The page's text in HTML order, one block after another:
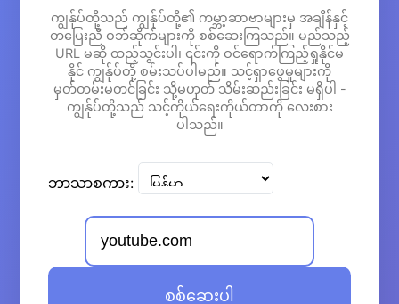
ကျွန်ုပ်တို့သည် ကျွန်ုပ်တို့၏ ကမ္ဘာ့ဆာဗာများမှ အချိန်နှင့်
တပြေးညီ ဝဘ်ဆိုက်များကို စစ်ဆေးကြသည်။ မည်သည့်
URL မဆို ထည့်သွင်းပါ၊ ၎င်းကို ဝင်ရောက်ကြည့်ရှုနိုင်မ
နိုင် ကျွန်ုပ်တို့ စမ်းသပ်ပါမည်။ သင့်ရှာဖွေမှုများကို
မှတ်တမ်းမတင်ခြင်း သို့မဟုတ် သိမ်းဆည်းခြင်း မရှိပါ -
ကျွန်ုပ်တို့သည် သင့်ကိုယ်ရေးကိုယ်တာကို လေးစား
ပါသည်။
ဘာသာစကား:
စစ်ဆေးပါ